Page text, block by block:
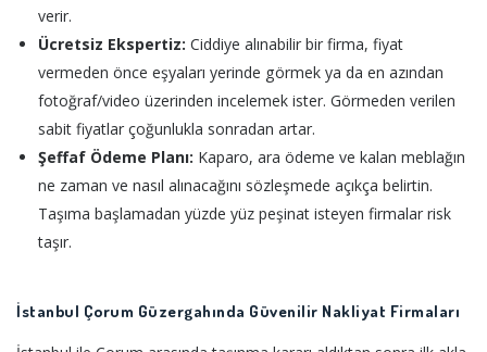
verir.
Ücretsiz Ekspertiz: Ciddiye alınabilir bir firma, fiyat
vermeden önce eşyaları yerinde görmek ya da en azından
fotoğraf/video üzerinden incelemek ister. Görmeden verilen
sabit fiyatlar çoğunlukla sonradan artar.
Şeffaf Ödeme Planı: Kaparo, ara ödeme ve kalan meblağın
ne zaman ve nasıl alınacağını sözleşmede açıkça belirtin.
Taşıma başlamadan yüzde yüz peşinat isteyen firmalar risk
taşır.
İstanbul Çorum Güzergahında Güvenilir Nakliyat Firmaları